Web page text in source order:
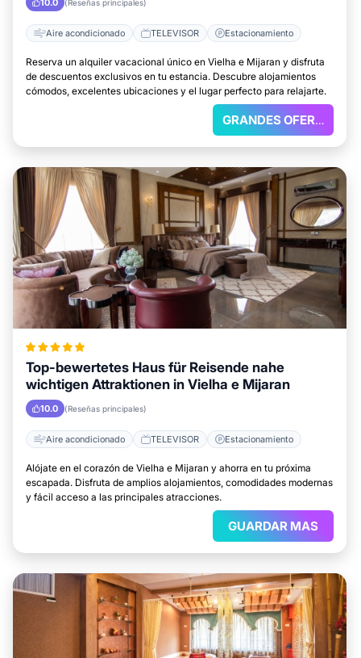
10.0 (Reseñas principales)
Aire acondicionado TELEVISOR Estacionamiento
Reserva un alquiler vacacional único en Vielha e Mijaran y disfruta
de descuentos exclusivos en tu estancia. Descubre alojamientos
cómodos, excelentes ubicaciones y el lugar perfecto para relajarte.
GRANDES OFERTAS
Top-bewertetes Haus für Reisende nahe
wichtigen Attraktionen in Vielha e Mijaran
10.0 (Reseñas principales)
Aire acondicionado TELEVISOR Estacionamiento
Alójate en el corazón de Vielha e Mijaran y ahorra en tu próxima
escapada. Disfruta de amplios alojamientos, comodidades modernas
y fácil acceso a las principales atracciones.
GUARDAR MAS